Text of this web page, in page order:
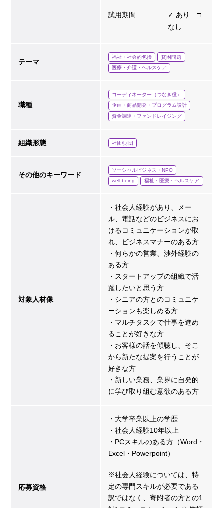
試用期間
✓ あり □
なし
テーマ
福祉・社会的包摂
貧困問題
医療・介護・ヘルスケア
職種
コーディネーター（つなぎ役）
企画・商品開発・プログラム設計
資金調達・ファンドレイジング
組織形態 社団/財団
その他のキーワード
ソーシャルビジネス・NPO
well-being
福祉・医療・ヘルスケア
対象人材像
・社会人経験があり、メー
ル、電話などのビジネスにお
けるコミュニケーションが取
れ、ビジネスマナーのある方
・何らかの営業、渉外経験の
ある方
・スタートアップの組織で活
躍したいと思う方
・シニアの方とのコミュニケ
ーションも楽しめる方
・マルチタスクで仕事を進め
ることが好きな方
・お客様の話を傾聴し、そこ
から新たな提案を行うことが
好きな方
・新しい業務、業界に自発的
に学び取り組む意欲のある方
応募資格
・大学卒業以上の学歴
・社会人経験10年以上
・PCスキルのある方（Word・
Excel・Powerpoint）
※社会人経験については、特
定の専門スキルが必要である
訳ではなく、寄附者の方との1